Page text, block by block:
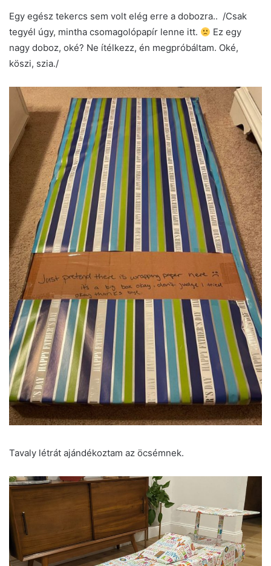
Egy egész tekercs sem volt elég erre a dobozra.. /Csak
tegyél úgy, mintha csomagolópapír lenne itt.
Ez egy
nagy doboz, oké? Ne ítélkezz, én megpróbáltam. Oké,
köszi, szia./
Tavaly létrát ajándékoztam az öcsémnek.